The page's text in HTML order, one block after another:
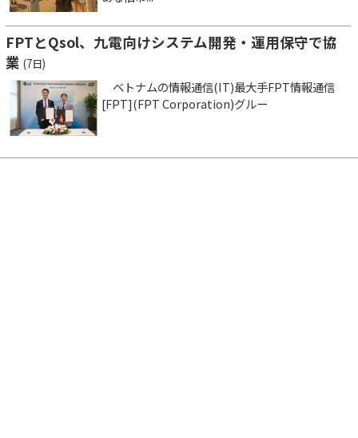
FPTとQsol、九電向けシステム開発・運用保守で協
業 (7日)
ベトナムの情報通信(IT)最大手FPT情報通信
[FPT](FPT Corporation)グルー